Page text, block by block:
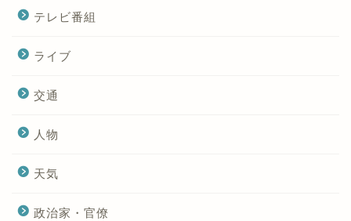
テレビ番組
ライブ
交通
人物
天気
政治家・官僚